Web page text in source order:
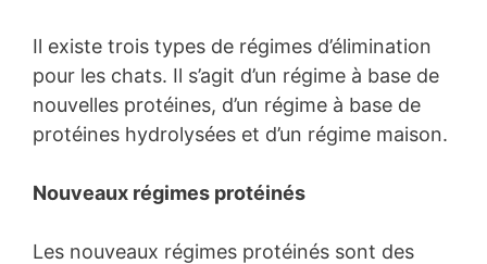
Il existe trois types de régimes d’élimination
pour les chats. Il s’agit d’un régime à base de
nouvelles protéines, d’un régime à base de
protéines hydrolysées et d’un régime maison.
Nouveaux régimes protéinés
Les nouveaux régimes protéinés sont des